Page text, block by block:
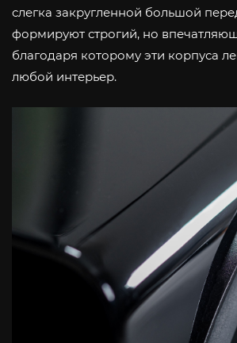
слегка закругленной большой
формируют строгий, но
благодаря которому эти корпуса
любой интерьер.